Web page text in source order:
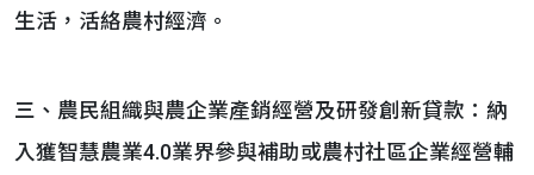
生活，活絡農村經濟。
三、農民組織與農企業產銷經營及研發創新貸款：納
入獲智慧農業4.0業界參與補助或農村社區企業經營輔